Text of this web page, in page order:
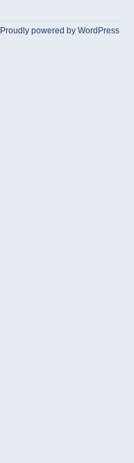
Proudly powered by WordPress